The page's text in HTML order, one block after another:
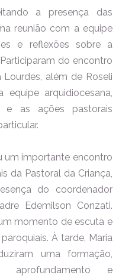
a presença das
reunião com a equipe
e reflexões sobre a
do encontro
além de Roseli
arquidiocesana,
e as ações pastorais
um importante encontro
da Pastoral da Criança,
do coordenador
Edemilson Conzati.
momento de escuta e
À tarde, Maria
uma formação,
aprofundamento e